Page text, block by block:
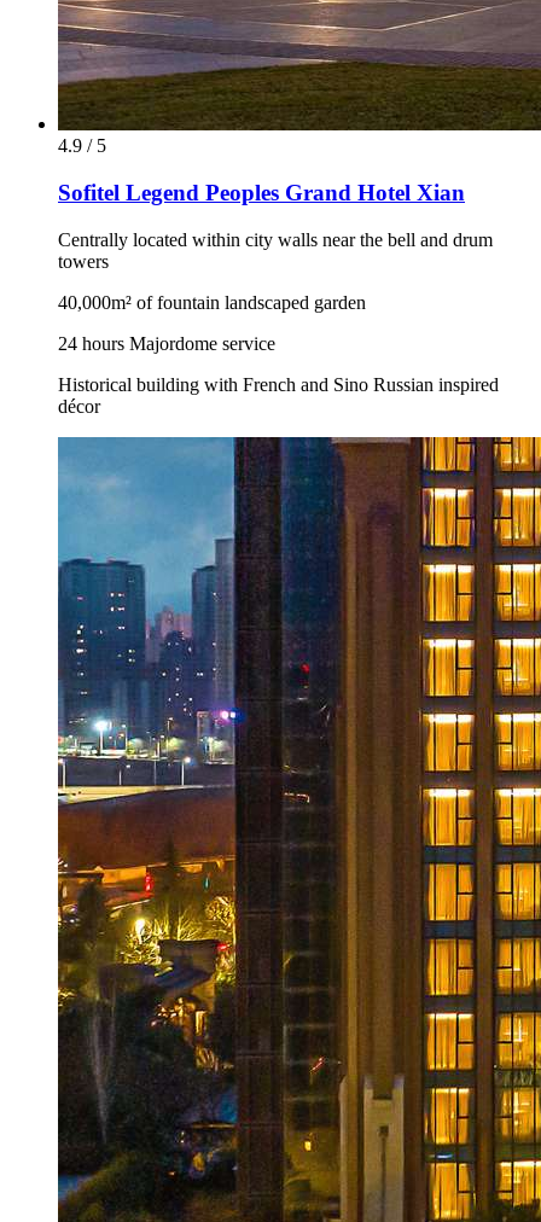
4.9 / 5
Sofitel Legend Peoples Grand Hotel Xian
Centrally located within city walls near the bell and drum
towers
40,000m² of fountain landscaped garden
24 hours Majordome service
Historical building with French and Sino Russian inspired
décor